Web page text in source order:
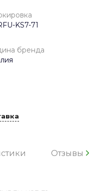
KS7-71
бренда
Отзывы